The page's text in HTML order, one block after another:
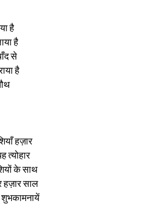
है
है
से
है
हज़ार
त्योहार
के साथ
हज़ार साल
शुभकामनायें